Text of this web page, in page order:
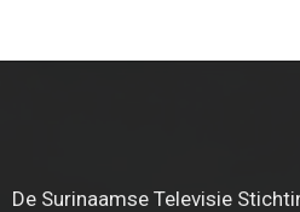
De Surinaamse Televisie